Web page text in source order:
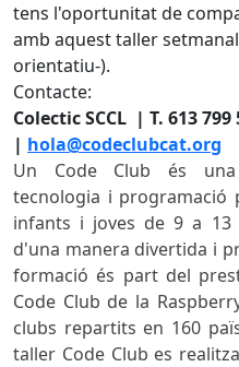
tens l'oportunitat de
amb aquest taller
orientatiu-).
Contacte:
Colectic SCCL | T. 613 799
| hola@codeclubcat.org
Un Code Club és
tecnologia i programació
infants i joves de 9 a 13
d'una manera divertida i
formació és part del
Code Club de la
clubs repartits en 160
taller Code Club es